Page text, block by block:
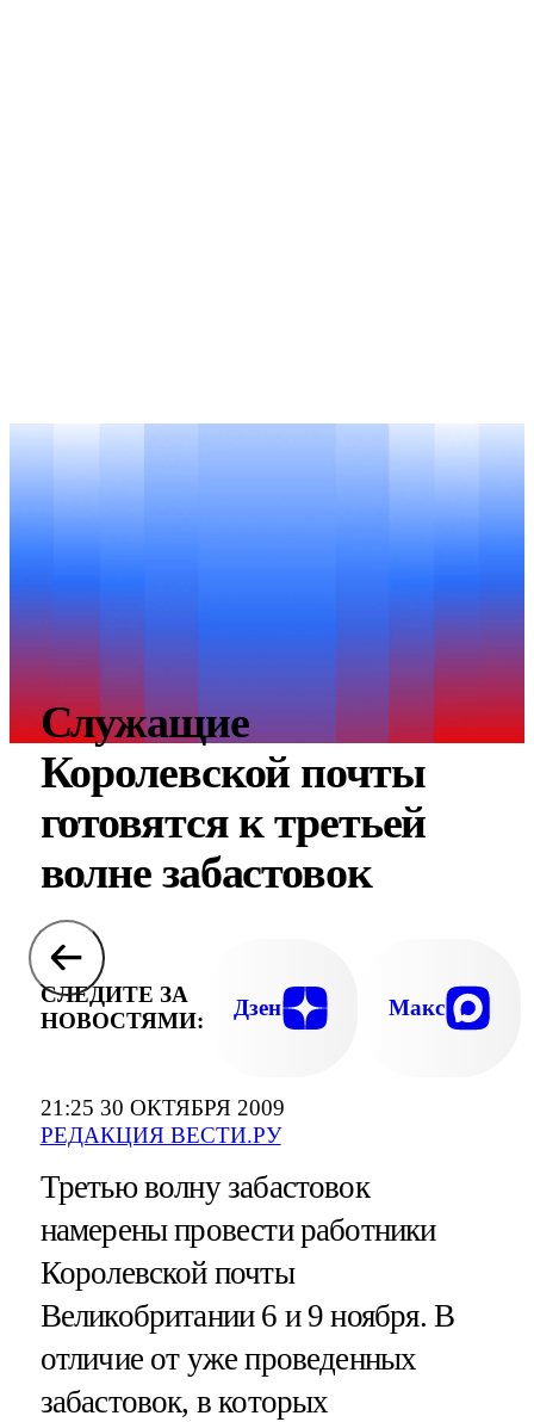
21:25 30 ОКТЯБРЯ 2009
РЕДАКЦИЯ ВЕСТИ.РУ
Служащие
Королевской почты
готовятся к третьей
волне забастовок
СЛЕДИТЕ ЗА
НОВОСТЯМИ:
Дзен Макс
Третью волну забастовок
намерены провести работники
Королевской почты
Великобритании 6 и 9 ноября. В
отличие от уже проведенных
забастовок, в которых